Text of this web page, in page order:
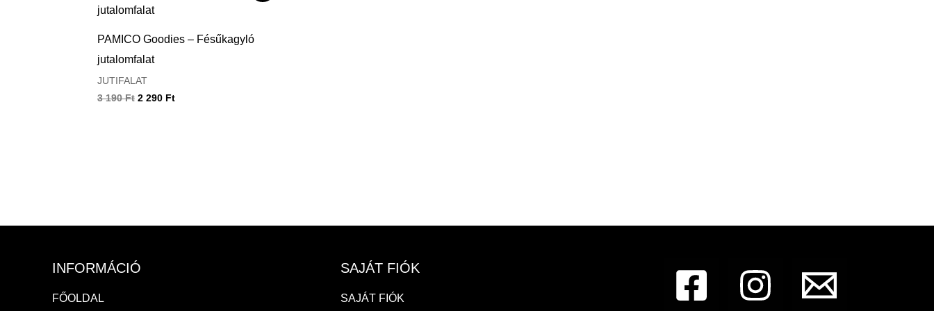
PAMICO Goodies – Fésűkagyló
jutalomfalat
JUTIFALAT
3 190Ft
was:
190 Ft.
2 290 Ft
290 Ft.
INFORMÁCIÓ
FŐOLDAL
SAJÁT FIÓK
SAJÁT FIÓK